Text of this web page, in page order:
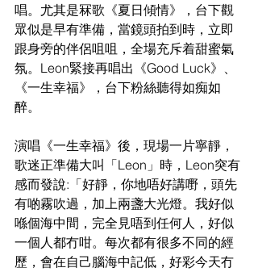
唱。尤其是冧歌《夏日傾情》，台下觀
眾似是早有準備，當鏡頭拍到時，立即
跟身旁的伴侶咀咀，全場充斥着甜蜜氣
氛。Leon緊接再唱出《Good Luck》、
《一生幸福》，台下粉絲聽得如痴如
醉。
演唱《一生幸福》後，現場一片寧靜，
歌迷正準備大叫「Leon」時，Leon突有
感而發說:「好靜，你地唔好講嘢，頭先
有啲霧吹過，加上兩盞大光燈。我好似
喺個海中間，完全見唔到任何人，好似
一個人都冇咁。每次都有很多不同的經
歷，會在自己腦海中記低，好彩今天冇